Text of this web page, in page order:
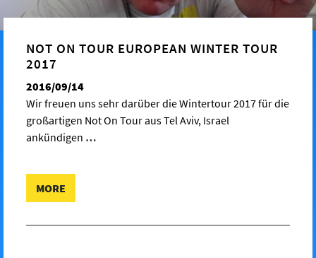
NOT ON TOUR EUROPEAN WINTER TOUR
2017
2016/09/14
Wir freuen uns sehr darüber die Wintertour 2017 für die
großartigen Not On Tour aus Tel Aviv, Israel
ankündigen …
MORE